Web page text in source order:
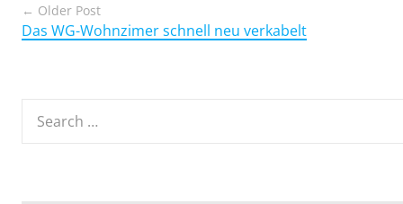
Older Post
Das WG-Wohnzimer schnell neu verkabelt
for: